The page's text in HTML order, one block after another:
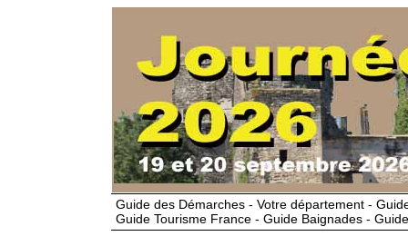
Guide des Démarches - Votre département -
Guide Tourisme France - Guide Baignades -